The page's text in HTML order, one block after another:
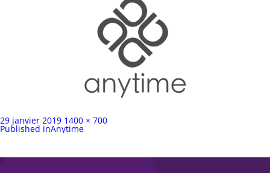
Publié
sur
29 janvier 2019 Taille
complète
1400 × 700
Navigation
Published inAnytime